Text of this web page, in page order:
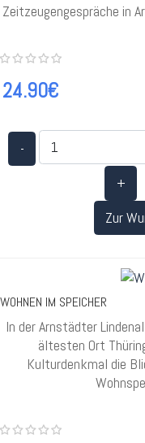
Zeitzeugengespräche in
24.90€
-
+
Zur
WOHNEN IM SPEICHER
In der Arnstädter
ältesten Ort
Kulturdenkmal die